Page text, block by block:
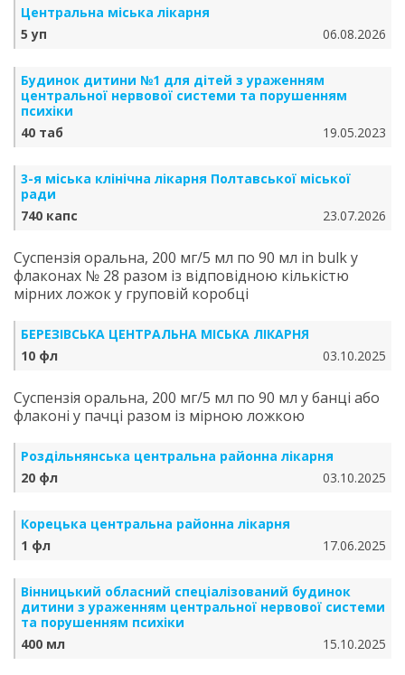
Центральна міська лікарня
5 уп
06.08.2026
Будинок дитини №1 для дітей з ураженням
центральної нервової системи та порушенням
психіки
40 таб
19.05.2023
3-я міська клінічна лікарня Полтавської міської
ради
740 капс
23.07.2026
Суспензія оральна, 200 мг/5 мл по 90 мл in bulk у
флаконах № 28 разом із відповідною кількістю
мірних ложок у груповій коробці
БЕРЕЗІВСЬКА ЦЕНТРАЛЬНА МІСЬКА ЛІКАРНЯ
10 фл
03.10.2025
Суспензія оральна, 200 мг/5 мл по 90 мл у банці або
флаконі у пачці разом із мірною ложкою
Роздільнянська центральна районна лікарня
20 фл
03.10.2025
Корецька центральна районна лікарня
1 фл
17.06.2025
Вінницький обласний спеціалізований будинок
дитини з ураженням центральної нервової системи
та порушенням психіки
400 мл
15.10.2025